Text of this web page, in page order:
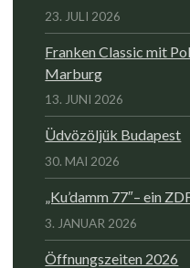
23. JULI 2026
Franken Classic mit
Marburg
13. JUNI 2026
Üdvözöljük Budapest
30. MAI 2026
„Ku’damm 77″– ein
3. JANUAR 2026
Öffnungszeiten 2026